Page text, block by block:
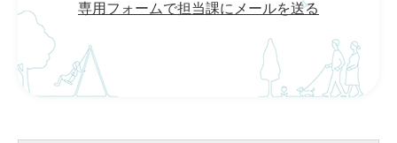
専用フォームで担当課にメールを送る